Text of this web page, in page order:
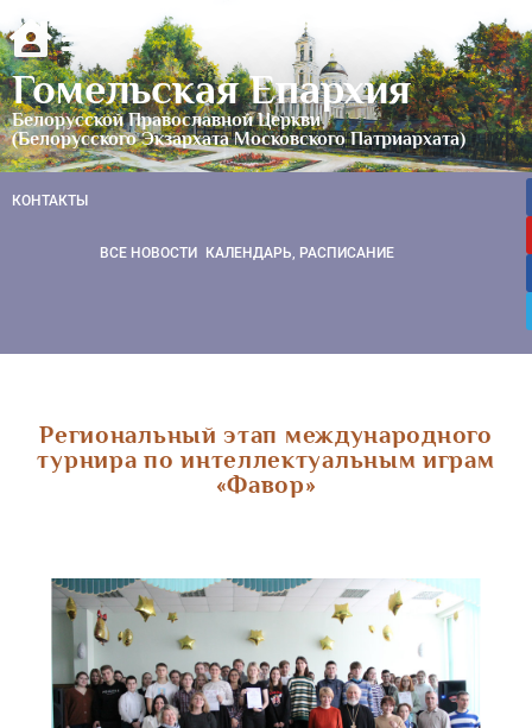
Гомельская Епархия
Белорусской Православной Церкви
(Белорусского Экзархата Московского Патриархата)
КОНТАКТЫ
ВСЕ НОВОСТИ КАЛЕНДАРЬ, РАСПИСАНИЕ
Региональный этап международного
турнира по интеллектуальным играм
«Фавор»